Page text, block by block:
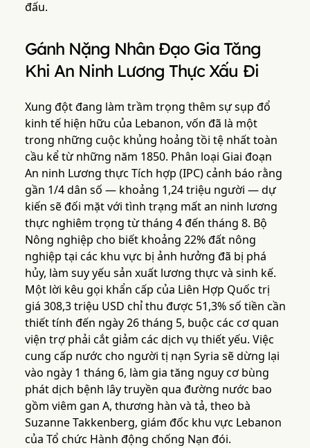
đấu.
Gánh Nặng Nhân Đạo Gia Tăng
Khi An Ninh Lương Thực Xấu Đi
Xung đột đang làm trầm trọng thêm sự sụp đổ
kinh tế hiện hữu của Lebanon, vốn đã là một
trong những cuộc khủng hoảng tồi tệ nhất toàn
cầu kể từ những năm 1850. Phân loại Giai đoạn
An ninh Lương thực Tích hợp (IPC) cảnh báo rằng
gần 1/4 dân số — khoảng 1,24 triệu người — dự
kiến sẽ đối mặt với tình trạng mất an ninh lương
thực nghiêm trọng từ tháng 4 đến tháng 8. Bộ
Nông nghiệp cho biết khoảng 22% đất nông
nghiệp tại các khu vực bị ảnh hưởng đã bị phá
hủy, làm suy yếu sản xuất lương thực và sinh kế.
Một lời kêu gọi khẩn cấp của Liên Hợp Quốc trị
giá 308,3 triệu USD chỉ thu được 51,3% số tiền cần
thiết tính đến ngày 26 tháng 5, buộc các cơ quan
viện trợ phải cắt giảm các dịch vụ thiết yếu. Việc
cung cấp nước cho người tị nạn Syria sẽ dừng lại
vào ngày 1 tháng 6, làm gia tăng nguy cơ bùng
phát dịch bệnh lây truyền qua đường nước bao
gồm viêm gan A, thương hàn và tả, theo bà
Suzanne Takkenberg, giám đốc khu vực Lebanon
của Tổ chức Hành động chống Nạn đói.